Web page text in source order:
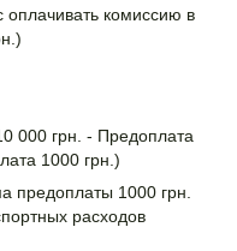
комиссию в
000 грн. - Предоплата
1000 грн.)
предоплаты 1000 грн.
расходов